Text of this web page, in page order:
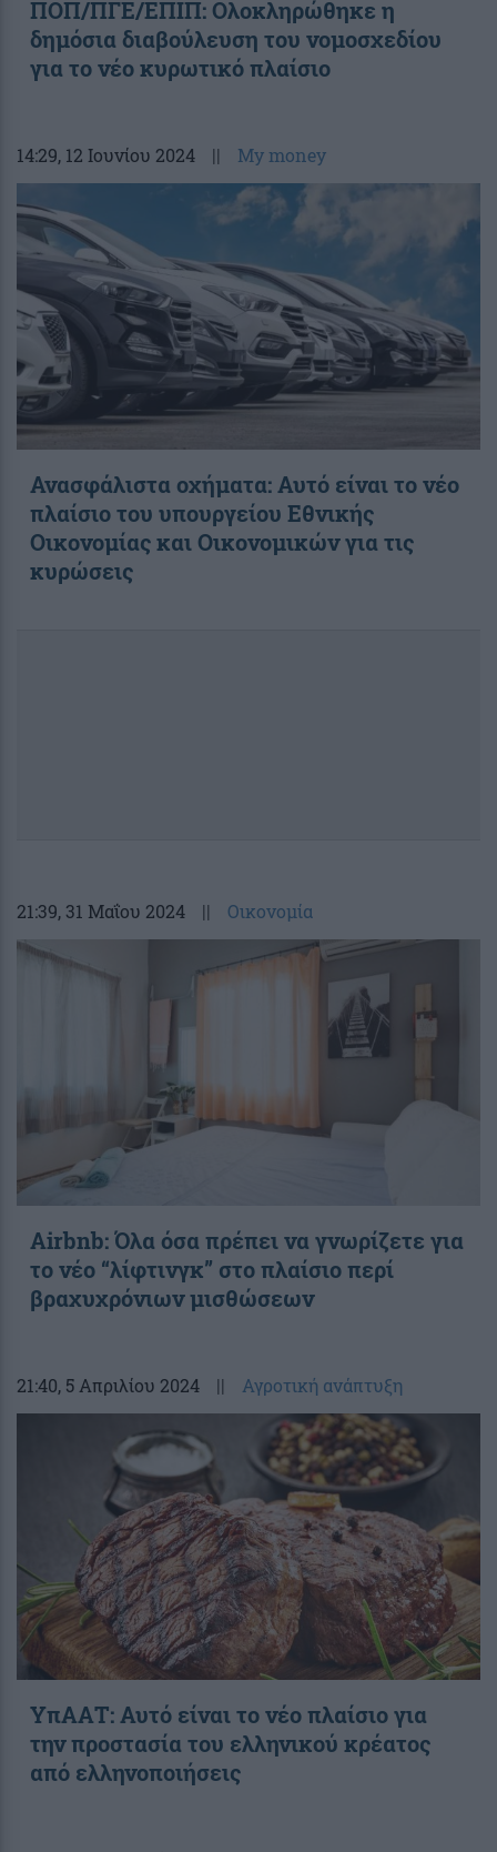
ΠΟΠ/ΠΓΕ/ΕΠΙΠ: Ολοκληρώθηκε η
δημόσια διαβούλευση του νομοσχεδίου
για το νέο κυρωτικό πλαίσιο
14:29, 12 Ιουνίου 2024 || My money
Ανασφάλιστα οχήματα: Αυτό είναι το νέο
πλαίσιο του υπουργείου Εθνικής
Οικονομίας και Οικονομικών για τις
κυρώσεις
21:39, 31 Μαΐου 2024 || Οικονομία
Airbnb: Όλα όσα πρέπει να γνωρίζετε για
το νέο “λίφτινγκ” στο πλαίσιο περί
βραχυχρόνιων μισθώσεων
21:40, 5 Απριλίου 2024 || Αγροτική ανάπτυξη
ΥπΑΑΤ: Αυτό είναι το νέο πλαίσιο για
την προστασία του ελληνικού κρέατος
από ελληνοποιήσεις